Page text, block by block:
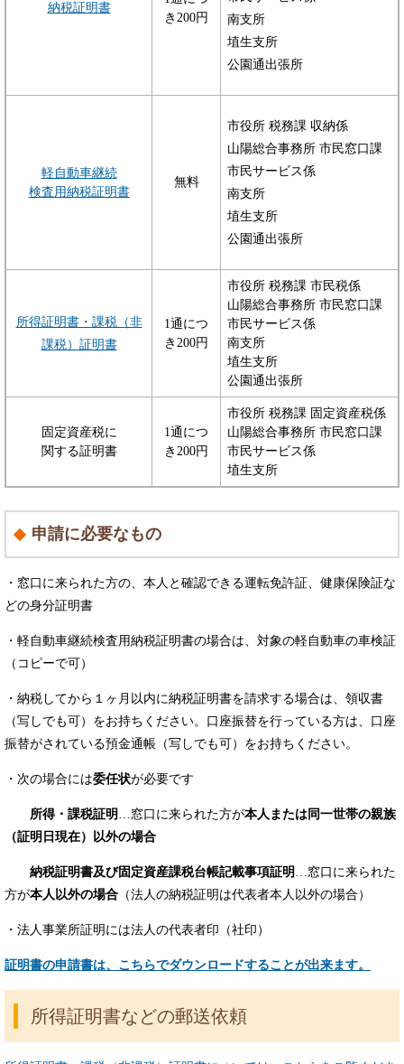
納税証明書
き200円
南支所
埴生支所
公園通出張所
軽自動車継続
検査用納税証明書
無料
市役所 税務課 収納係
山陽総合事務所 市民窓口課
市民サービス係
南支所
埴生支所
公園通出張所
所得証明書・課税（非
課税）証明書
1通につ
き200円
市役所 税務課 市民税係
山陽総合事務所 市民窓口課
市民サービス係
南支所
埴生支所
公園通出張所
固定資産税に
関する証明書
1通につ
き200円
市役所 税務課 固定資産税係
山陽総合事務所 市民窓口課
市民サービス係
埴生支所
申請に必要なもの
・窓口に来られた方の、本人と確認できる運転免許証、健康保険証な
どの身分証明書
・軽自動車継続検査用納税証明書の場合は、対象の軽自動車の車検証
（コピーで可）
・納税してから１ヶ月以内に納税証明書を請求する場合は、領収書
（写しでも可）をお持ちください。口座振替を行っている方は、口座
振替がされている預金通帳（写しでも可）をお持ちください。
・次の場合には委任状が必要です
所得・課税証明 …窓口に来られた方が本人または同一世帯の親族
（証明日現在）以外の場合
納税証明書及び固定資産課税台帳記載事項証明 …窓口に来られた
方が本人以外の場合 （法人の納税証明は代表者本人以外の場合）
・法人事業所証明には法人の代表者印（社印）
証明書の申請書は、こちらでダウンロードすることが出来ます。
所得証明書などの郵送依頼